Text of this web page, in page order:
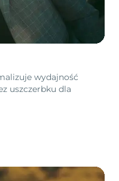
wydajność
uszczerbku dla